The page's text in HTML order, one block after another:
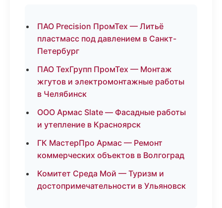
ПАО Precision ПромТех — Литьё
пластмасс под давлением в Санкт-
Петербург
ПАО ТехГрупп ПромТех — Монтаж
жгутов и электромонтажные работы
в Челябинск
ООО Армас Slate — Фасадные работы
и утепление в Красноярск
ГК МастерПро Армас — Ремонт
коммерческих объектов в Волгоград
Комитет Среда Мой — Туризм и
достопримечательности в Ульяновск